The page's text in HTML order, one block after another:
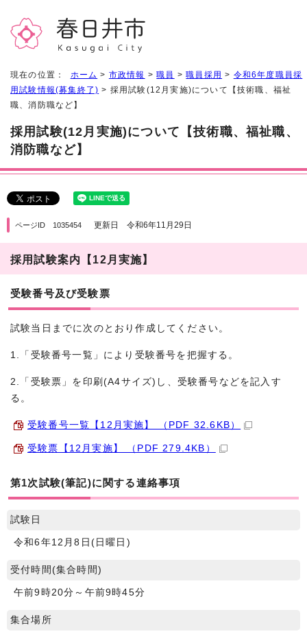
現在の位置： ホーム > 市政情報 >職員 >職員採用 > 令和6年度職員採
用試験情報(募集終了) > 採用試験(12月実施)について【技術職、福祉
職、消防職など】
採用試験(12月実施)について【技術職、福祉職、
消防職など】
ページID 1035454 更新日 令和6年11月29日
採用試験案内【12月実施】
受験番号及び受験票
試験当日までに次のとおり作成してください。
1.「受験番号一覧」により受験番号を把握する。
2.「受験票」を印刷(A4サイズ)し、受験番号などを記入す
る。
受験番号一覧【12月実施】 （PDF 32.6KB）
受験票【12月実施】 （PDF 279.4KB）
第1次試験(筆記)に関する連絡事項
試験日
令和6年12月8日(日曜日)
受付時間(集合時間)
午前9時20分～午前9時45分
集合場所